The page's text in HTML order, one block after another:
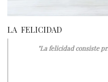
LA FELICIDAD
"La felicidad consiste